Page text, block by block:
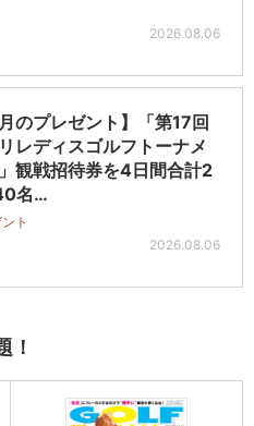
2026.08.06
月のプレゼント】「第17回
レディスゴルフトーナメ
観戦招待券を4日間合計2
名…
ト
2026.08.06
！